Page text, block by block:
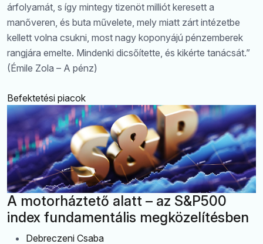
árfolyamát, s így mintegy tizenöt milliót keresett a
manőveren, és buta művelete, mely miatt zárt intézetbe
kellett volna csukni, most nagy koponyájú pénzemberek
rangjára emelte. Mindenki dicsőítette, és kikérte tanácsát.”
(Émile Zola – A pénz)
Befektetési piacok
A motorháztető alatt – az S&P500
index fundamentális megközelítésben
Debreczeni Csaba